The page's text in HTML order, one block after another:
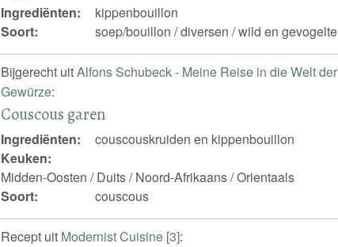
Ingrediënten:
kippenbouillon
Soort:
soep/bouillon / diversen / wild en gevogelte
Bijgerecht uitAlfons Schubeck - Meine Reise in die Welt der
Gewürze:
Couscous garen
Ingrediënten:
couscouskruiden en kippenbouillon
Keuken:
Midden-Oosten / Duits / Noord-Afrikaans / Orientaals
Soort:
couscous
Recept uit Modernist Cuisine [3]: